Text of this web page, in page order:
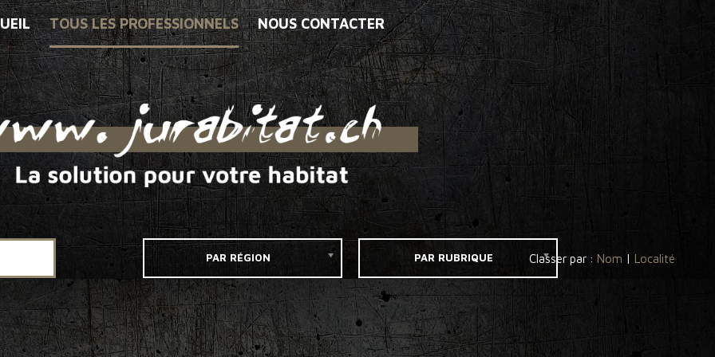
TOUS LES PROFESSIONNELS NOUS CONTACTER
PAR RÉGION PAR RUBRIQUE Classer par : Nom | Localité